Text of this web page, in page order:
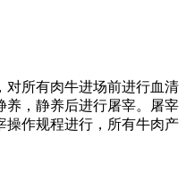
对所有肉牛进场前进行血清
养，静养后进行屠宰。屠宰
操作规程进行，所有牛肉产